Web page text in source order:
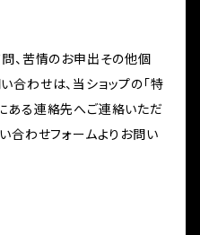
、苦情のお申出その他個
わせは、当ショップの「特
ある連絡先へご連絡いただ
合わせフォームよりお問い